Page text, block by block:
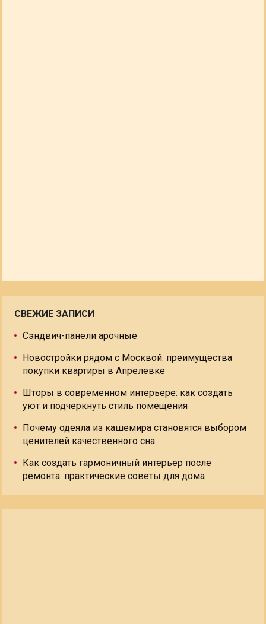
СВЕЖИЕ ЗАПИСИ
Сэндвич-панели арочные
Новостройки рядом с Москвой: преимущества
покупки квартиры в Апрелевке
Шторы в современном интерьере: как создать
уют и подчеркнуть стиль помещения
Почему одеяла из кашемира становятся выбором
ценителей качественного сна
Как создать гармоничный интерьер после
ремонта: практические советы для дома